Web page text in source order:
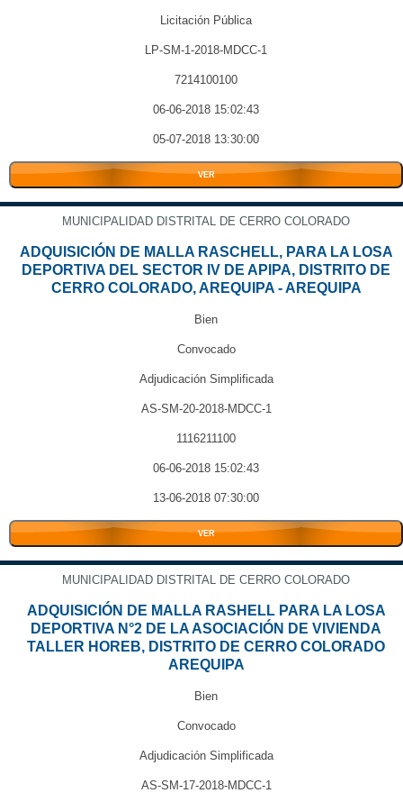
Licitación Pública
LP-SM-1-2018-MDCC-1
7214100100
06-06-2018 15:02:43
05-07-2018 13:30:00
VER
MUNICIPALIDAD DISTRITAL DE CERRO COLORADO
ADQUISICIÓN DE MALLA RASCHELL, PARA LA LOSA
DEPORTIVA DEL SECTOR IV DE APIPA, DISTRITO DE
CERRO COLORADO, AREQUIPA - AREQUIPA
Bien
Convocado
Adjudicación Simplificada
AS-SM-20-2018-MDCC-1
1116211100
06-06-2018 15:02:43
13-06-2018 07:30:00
VER
MUNICIPALIDAD DISTRITAL DE CERRO COLORADO
ADQUISICIÓN DE MALLA RASHELL PARA LA LOSA
DEPORTIVA N°2 DE LA ASOCIACIÓN DE VIVIENDA
TALLER HOREB, DISTRITO DE CERRO COLORADO
AREQUIPA
Bien
Convocado
Adjudicación Simplificada
AS-SM-17-2018-MDCC-1